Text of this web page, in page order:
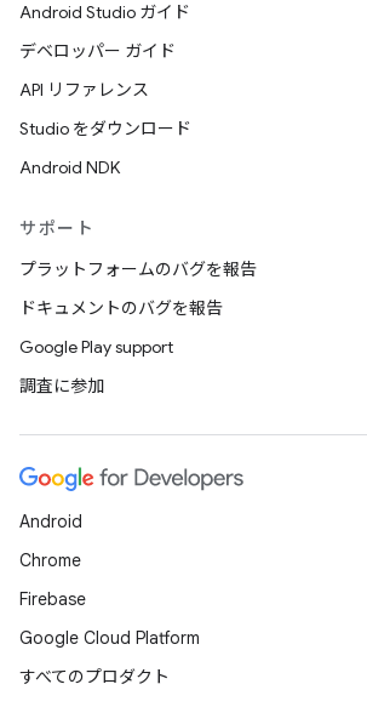
Android Studio ガイド
デベロッパー ガイド
API リファレンス
Studio をダウンロード
Android NDK
サポート
プラットフォームのバグを報告
ドキュメントのバグを報告
Google Play support
調査に参加
Android
Chrome
Firebase
Google Cloud Platform
すべてのプロダクト